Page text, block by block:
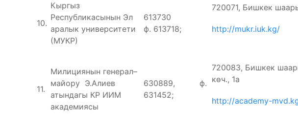
10.
Кыргыз
Республикасынын Эл
аралык университети
(МУКР)
613730
ф. 613718;
720071, Бишкек
http://mukr.iuk.kg/
11.
Милициянын генерал–
майору Э.Алиев
атындагы КР ИИМ
академиясы
630889, ф.
631452;
720083, Бишкек
көч., 1а
http://academy-